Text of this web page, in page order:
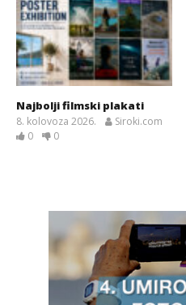
Najbolji filmski plakati
8. kolovoza 2026.
Siroki.com
0
0